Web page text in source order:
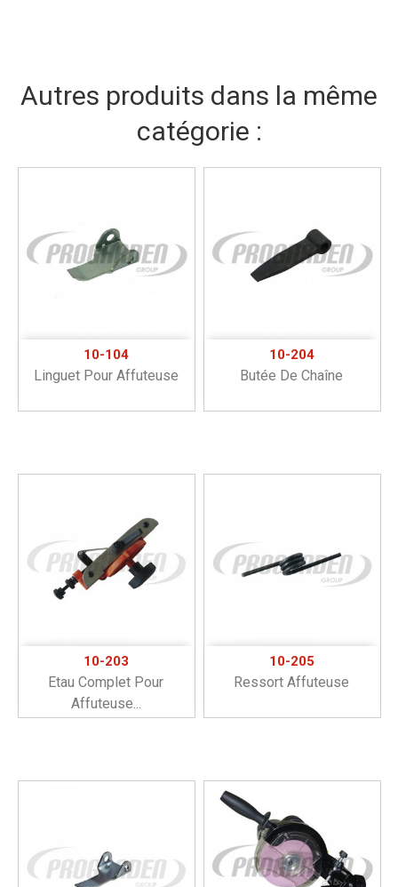
Autres produits dans la même
catégorie :
10-104
Linguet Pour Affuteuse
10-204
Butée De Chaîne
10-203
Etau Complet Pour
Affuteuse...
10-205
Ressort Affuteuse